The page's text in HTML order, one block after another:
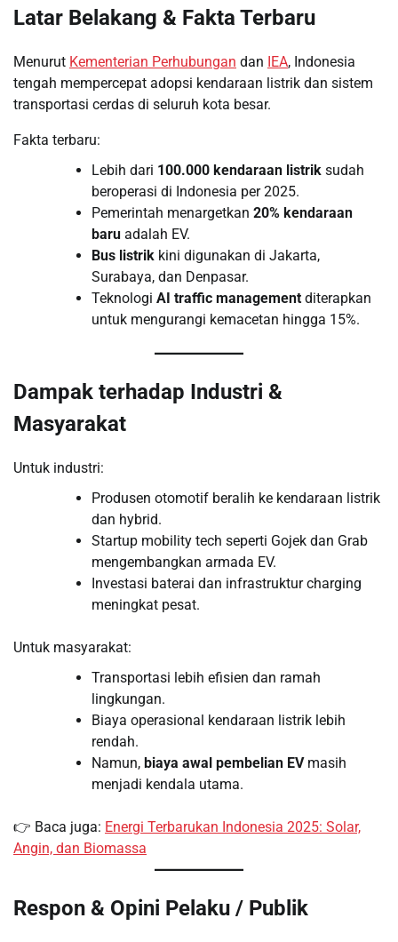
Latar Belakang & Fakta Terbaru
Menurut Kementerian Perhubungan dan IEA, Indonesia
tengah mempercepat adopsi kendaraan listrik dan sistem
transportasi cerdas di seluruh kota besar.
Fakta terbaru:
Lebih dari 100.000 kendaraan listrik sudah
beroperasi di Indonesia per 2025.
Pemerintah menargetkan 20% kendaraan
baru adalah EV.
Bus listrik kini digunakan di Jakarta,
Surabaya, dan Denpasar.
Teknologi AI traffic management diterapkan
untuk mengurangi kemacetan hingga 15%.
Dampak terhadap Industri &
Masyarakat
Untuk industri:
Produsen otomotif beralih ke kendaraan listrik
dan hybrid.
Startup mobility tech seperti Gojek dan Grab
mengembangkan armada EV.
Investasi baterai dan infrastruktur charging
meningkat pesat.
Untuk masyarakat:
Transportasi lebih efisien dan ramah
lingkungan.
Biaya operasional kendaraan listrik lebih
rendah.
Namun, biaya awal pembelian EVmasih
menjadi kendala utama.
👉 Baca juga: Energi Terbarukan Indonesia 2025: Solar,
Angin, dan Biomassa
Respon & Opini Pelaku / Publik